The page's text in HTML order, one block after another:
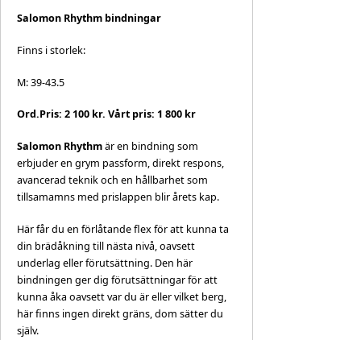
Salomon Rhythm bindningar
Finns i storlek:
M: 39-43.5
Ord.Pris: 2 100 kr. Vårt pris: 1 800 kr
Salomon Rhythmär en bindning som
erbjuder en grym passform, direkt respons,
avancerad teknik och en hållbarhet som
tillsamamns med prislappen blir årets kap.
Här får du en förlåtande flex för att kunna ta
din brädåkning till nästa nivå, oavsett
underlag eller förutsättning. Den här
bindningen ger dig förutsättningar för att
kunna åka oavsett var du är eller vilket berg,
här finns ingen direkt gräns, dom sätter du
själv.